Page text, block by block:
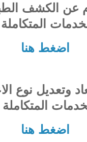
عن الكشف
المتكاملة
اضغط هنا
وتعديل نوع
المتكاملة
اضغط هنا